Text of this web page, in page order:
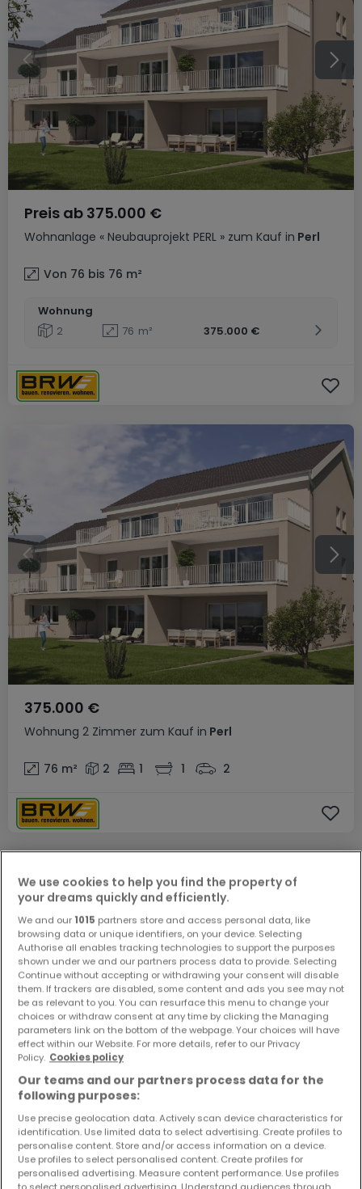
Wohnanlage « Neubauprojekt PERL » zum Kauf in Perl
Preis ab 375.000 €
Von 76 bis 76 m²
Wohnung
2
76 m² 375.000 €
Wohnung 2 Zimmer zum Kauf in Perl
375.000 €
76 m² 2 1 1 2
Wohnung 2 Zimmer zum Kauf inPerl
238.800 €
We use cookies to help you find the property of
your dreams quickly and efficiently.
We and our 1015 partners store and access personal data, like
browsing data or unique identifiers, on your device. Selecting
Authorise all enables tracking technologies to support the purposes
shown under we and our partners process data to provide. Selecting
Continue without accepting or withdrawing your consent will disable
them. If trackers are disabled, some content and ads you see may not
be as relevant to you. You can resurface this menu to change your
choices or withdraw consent at any time by clicking the Managing
parameters link on the bottom of the webpage. Your choices will have
effect within our Website. For more details, refer to our Privacy
Policy. Cookies policy
Our teams and our partners process data for the
following purposes:
Use precise geolocation data. Actively scan device characteristics for
identification. Use limited data to select advertising. Create profiles to
personalise content. Store and/or access information on a device.
Use profiles to select personalised content. Create profiles for
personalised advertising. Measure content performance. Use profiles